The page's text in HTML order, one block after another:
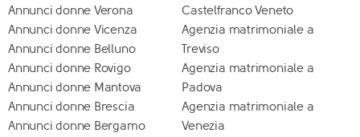
Annunci donne Verona
Annunci donne Vicenza
Annunci donne Belluno
Annunci donne Rovigo
Annunci donne Mantova
Annunci donne Brescia
Annunci donne Bergamo
Castelfranco Veneto
Agenzia matrimoniale a
Treviso
Agenzia matrimoniale a
Padova
Agenzia matrimoniale a
Venezia